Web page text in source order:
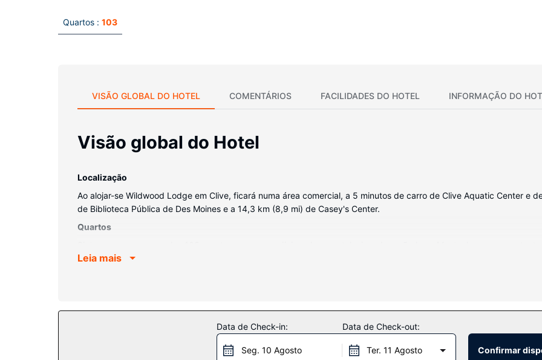
Quartos : 103
VISÃO GLOBAL DO HOTEL COMENTÁRIOS FACILIDADES DO HOTEL INFORMAÇÃO DO
Visão global do Hotel
Localização
Ao alojar-se Wildwood Lodge em Clive, ficará numa área comercial, a 5 minutos de carro de Clive Aquatic Center e
de Biblioteca Pública de Des Moines e a 14,3 km (8,9 mi) de Casey's Center.
Quartos
privativas têm artigos de higiene grátis e secadores de cabelo. As comodidades incluem ainda cafeteiras/bules e
presentes/quiosque de jornais e uma lareira no lobby são algumas das comodidades adicionais disponíveis neste
Se quiser petiscar no conforto dos lençóis, dê uma vista de olhos pela ementa do serviço de quarto. Comece as
Leia mais
Data de Check-in:
Seg. 10 Agosto
Data de Check-out:
Ter. 11 Agosto Confirmar